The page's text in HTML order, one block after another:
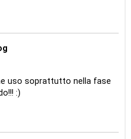
uso soprattutto nella fase
:)